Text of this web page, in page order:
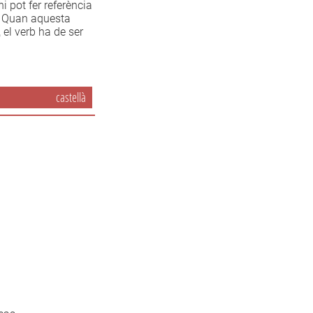
pot fer referència
aquesta
verb ha de ser
castellà